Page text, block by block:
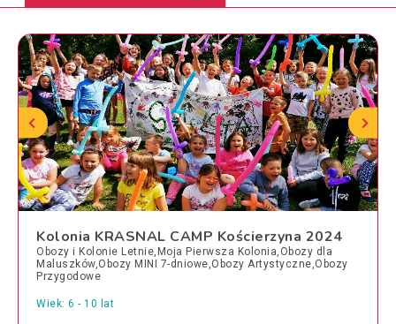
Kolonia KRASNAL CAMP Kościerzyna 2024
Obozy i Kolonie Letnie,Moja Pierwsza Kolonia,Obozy dla
Maluszków,Obozy MINI 7-dniowe,Obozy Artystyczne,Obozy
Przygodowe
Wiek: 6 - 10 lat